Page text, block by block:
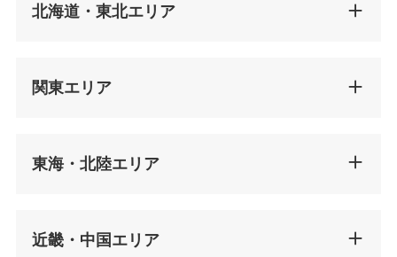
北海道・東北エリア
関東エリア
東海・北陸エリア
近畿・中国エリア